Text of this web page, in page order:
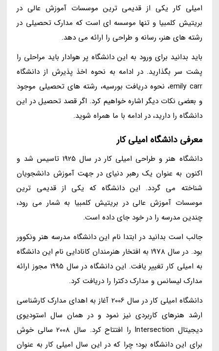
امیلی کار یکی از قدیمی ترین موسسات آموزش عالی در
بریتیش کلمبیا و تنها موسسه ای است که مدارک تحصیلی در
رشته های هنر، رسانه و طراحی را ارائه می دهد.
باید بدانید برای ورود به این دانشگاه پر هوادار باید مراحلی را
پشت سر بگذارید. در ادامه به نحوه اخذ پذیرش از دانشگاه
emily carr، نحوه دریافت بورسیه، رشته های تحصیلی موجود
و بعضی نکات دیگر اشاره خواهیم کرد. اگر قصد تحصیل در این
دانشگاه را دارید، در ادامه با ما همراه شوید.
معرفی دانشگاه امیلی کار
دانشگاه هنر و طراحی امیلی کار در سال 1925 تاسیس شد و
اکنون به عنوان یک رهبر دنیای در جهت آموزش دانشجویان
شناخته می گردد. این دانشگاه که یکی از قدیمی ترین
موسسات آموزش عالی در بریتیش کلمبیا به شمار می رود،
چندین مدرسه را در خود جای داده است.
جالب است بدانید در ابتدا نام این دانشگاه مدرسه هنر ونکوور
بود. در سال 1978 به افتخار هنرمندان کانادایی نام این دانشگاه
به امیلی کار تغییر یافت. این دانشگاه در سال 1995 مجوز ارائه
مدارک لیسانس و مدارک دکترا را دریافت کرد.
دانشگاه امیلی کار در سال 2006 آغاز به اهدای مدارک کارشناسی
ارشد هنرهای کاربردی نیز نمود و در همان سال استودیوی
دیجیتال Intersection را افتتاح کرد. سال 2008 سالی خوش
برای این دانشگاه بود؛ چرا که در این سال امیلی کار به عنوان